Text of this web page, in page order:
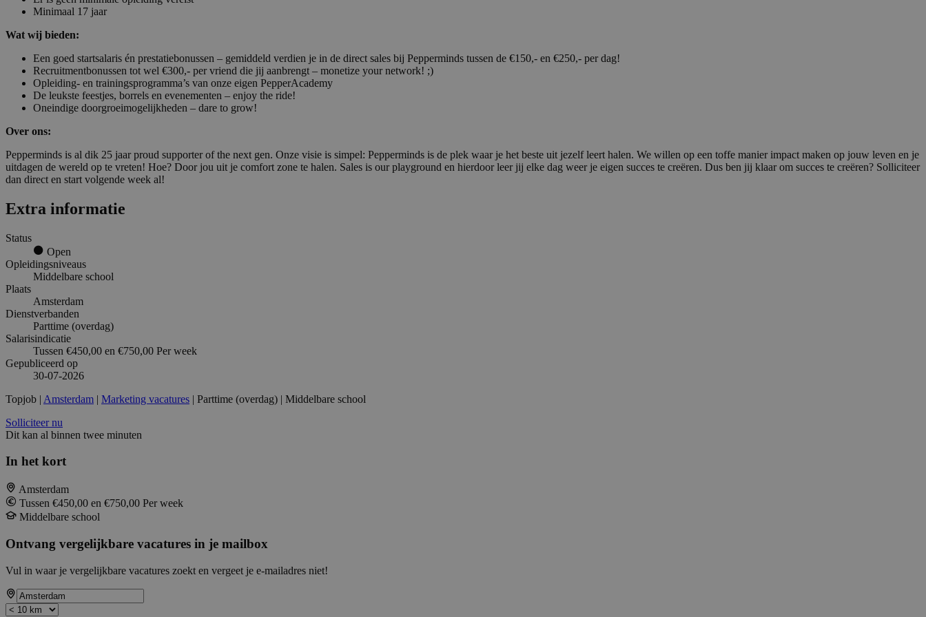
Minimaal 17 jaar
Wat wij bieden:
Een goed startsalaris én prestatiebonussen – gemiddeld verdien je in de direct sales bij Pepperminds tussen de €150,- en €250,- per dag!
Recruitmentbonussen tot wel €300,- per vriend die jij aanbrengt – monetize your network! ;)
Opleiding- en trainingsprogramma’s van onze eigen PepperAcademy
De leukste feestjes, borrels en evenementen – enjoy the ride!
Oneindige doorgroeimogelijkheden – dare to grow!
Over ons:
Pepperminds is al dik 25 jaar proud supporter of the next gen. Onze visie is simpel: Pepperminds is de plek waar je het beste uit jezelf leert halen. We willen op een toffe manier impact maken op jouw leven en je
uitdagen de wereld op te vreten! Hoe? Door jou uit je comfort zone te halen. Sales is our playground en hierdoor leer jij elke dag weer je eigen succes te creëren. Dus ben jij klaar om succes te creëren? Solliciteer
dan direct en start volgende week al!
Extra informatie
Status
Open
Opleidingsniveaus
Middelbare school
Plaats
Amsterdam
Dienstverbanden
Parttime (overdag)
Salarisindicatie
Tussen €450,00 en €750,00 Per week
Gepubliceerd op
30-07-2026
Topjob | Amsterdam | Marketing vacatures | Parttime (overdag) | Middelbare school
Solliciteer nu
Dit kan al binnen twee minuten
In het kort
Amsterdam
Tussen €450,00 en €750,00 Per week
Middelbare school
Ontvang vergelijkbare vacatures in je mailbox
Vul in waar je vergelijkbare vacatures zoekt en vergeet je e-mailadres niet!